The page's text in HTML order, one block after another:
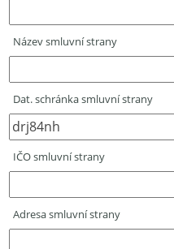
Název smluvní strany
Dat. schránka smluvní strany
IČO smluvní strany
Adresa smluvní strany